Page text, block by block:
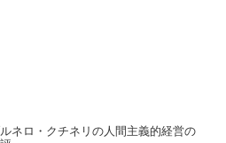
ネロ・クチネリの人間主義的経営の